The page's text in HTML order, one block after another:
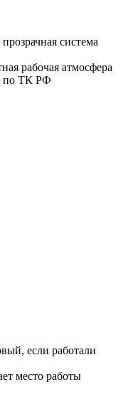
система
рабочая атмосфера
по ТК РФ
если работали
место работы